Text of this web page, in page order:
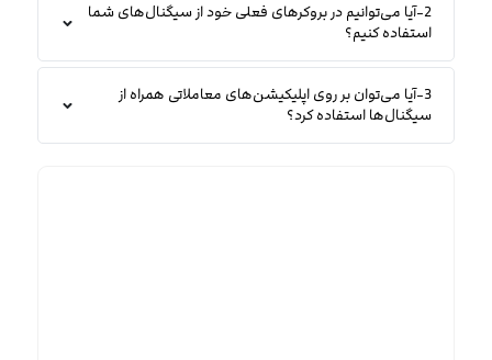
2-آیا می‌توانیم در بروکرهای فعلی خود از سیگنال‌های شما
استفاده کنیم؟
3-آیا می‌توان بر روی اپلیکیشن‌های معاملاتی همراه از
سیگنال‌ها استفاده کرد؟